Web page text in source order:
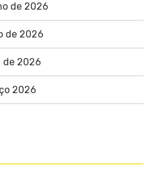
de 2026
de 2026
de 2026
2026